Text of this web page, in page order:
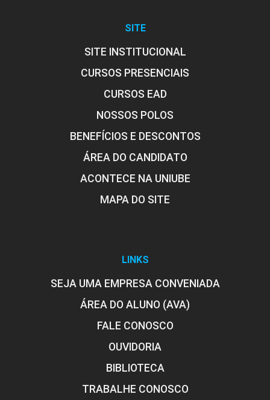
SITE
SITE INSTITUCIONAL
CURSOS PRESENCIAIS
CURSOS EAD
NOSSOS POLOS
BENEFÍCIOS E DESCONTOS
ÁREA DO CANDIDATO
ACONTECE NA UNIUBE
MAPA DO SITE
LINKS
SEJA UMA EMPRESA CONVENIADA
ÁREA DO ALUNO (AVA)
FALE CONOSCO
OUVIDORIA
BIBLIOTECA
TRABALHE CONOSCO